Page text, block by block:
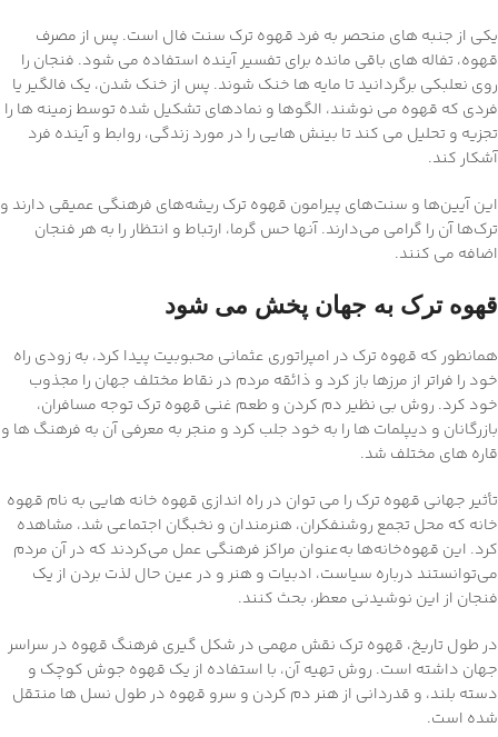
یکی از جنبه های منحصر به فرد قهوه ترک سنت فال است. پس از مصرف
قهوه، تفاله های باقی مانده برای تفسیر آینده استفاده می شود. فنجان را
روی نعلبکی برگردانید تا مایه ها خنک شوند. پس از خنک شدن، یک فالگیر یا
فردی که قهوه می نوشند، الگوها و نمادهای تشکیل شده توسط زمینه ها را
تجزیه و تحلیل می کند تا بینش هایی را در مورد زندگی، روابط و آینده فرد
آشکار کند.
این آیین‌ها و سنت‌های پیرامون قهوه ترک ریشه‌های فرهنگی عمیقی دارند و
ترک‌ها آن را گرامی می‌دارند. آنها حس گرما، ارتباط و انتظار را به هر فنجان
اضافه می کنند.
قهوه ترک به جهان پخش می شود
همانطور که قهوه ترک در امپراتوری عثمانی محبوبیت پیدا کرد، به زودی راه
خود را فراتر از مرزها باز کرد و ذائقه مردم در نقاط مختلف جهان را مجذوب
خود کرد. روش بی نظیر دم کردن و طعم غنی قهوه ترک توجه مسافران،
بازرگانان و دیپلمات ها را به خود جلب کرد و منجر به معرفی آن به فرهنگ ها و
قاره های مختلف شد.
تأثیر جهانی قهوه ترک را می توان در راه اندازی قهوه خانه هایی به نام قهوه
خانه که محل تجمع روشنفکران، هنرمندان و نخبگان اجتماعی شد، مشاهده
کرد. این قهوه‌خانه‌ها به‌عنوان مراکز فرهنگی عمل می‌کردند که در آن مردم
می‌توانستند درباره سیاست، ادبیات و هنر و در عین حال لذت بردن از یک
فنجان از این نوشیدنی معطر، بحث کنند.
در طول تاریخ، قهوه ترک نقش مهمی در شکل گیری فرهنگ قهوه در سراسر
جهان داشته است. روش تهیه آن، با استفاده از یک قهوه جوش کوچک و
دسته بلند، و قدردانی از هنر دم کردن و سرو قهوه در طول نسل ها منتقل
شده است.